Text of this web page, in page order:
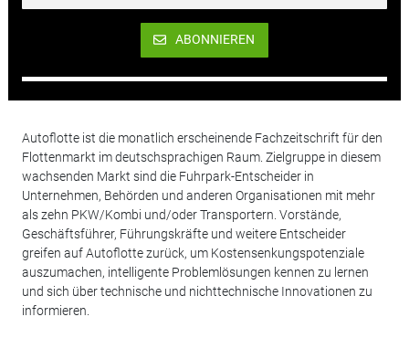
ABONNIEREN
Autoflotte ist die monatlich erscheinende Fachzeitschrift für den
Flottenmarkt im deutschsprachigen Raum. Zielgruppe in diesem
wachsenden Markt sind die Fuhrpark-Entscheider in
Unternehmen, Behörden und anderen Organisationen mit mehr
als zehn PKW/Kombi und/oder Transportern. Vorstände,
Geschäftsführer, Führungskräfte und weitere Entscheider
greifen auf Autoflotte zurück, um Kostensenkungspotenziale
auszumachen, intelligente Problemlösungen kennen zu lernen
und sich über technische und nichttechnische Innovationen zu
informieren.